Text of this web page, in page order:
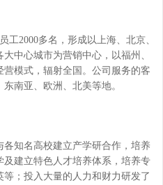
工2000多名，形成以上海、北京、
中心城市为营销中心，以福州、
模式，辐射全国。公司服务的客
南亚、欧洲、北美等地。
知名高校建立产学研合作，培养
建立特色人才培养体系，培养专
；投入大量的人力和财力研发了